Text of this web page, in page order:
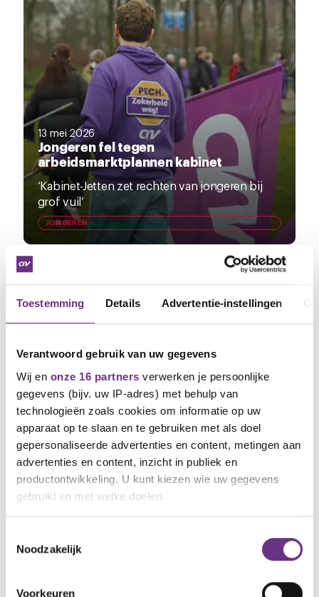
Toestemming Details Advertentie-instellingen
Verantwoord gebruik van uw gegevens
Wij en onze 16 partners verwerken je persoonlijke
gegevens (bijv. uw IP-adres) met behulp van
technologieën zoals cookies om informatie op uw
apparaat op te slaan en te gebruiken met als doel
gepersonaliseerde advertenties en content, metingen aan
advertenties en content, inzicht in publiek en
productontwikkeling. U kunt kiezen wie uw gegevens
gebruikt en met welke doelen.
Informatie verzamelen over uw geografische
Uw apparaat identificeren door het actief te
Noodzakelijk
Voorkeuren
13 mei 2026
Jongeren fel tegen
arbeidsmarktplannen kabinet
‘Kabinet-Jetten zet rechten van jongeren bij
grof vuil’
JONGEREN
11 mei 2026
Ultimatum aan kabinet: haal plannen
voor WW, WIA en AOW van tafel
Als kabinet eisen van vakbonden niet inwilligt,
volgen landelijke acties